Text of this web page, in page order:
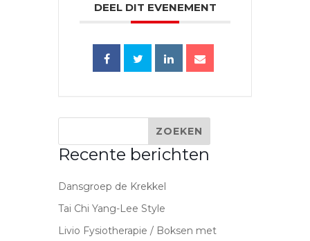
DEEL DIT EVENEMENT
Recente berichten
Dansgroep de Krekkel
Tai Chi Yang-Lee Style
Livio Fysiotherapie / Boksen met